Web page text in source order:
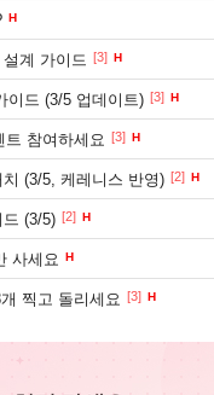
예약 구매, 테이크투 "전
홍, 링코와 여름 이벤트, 수영
너' 빼고, '페인터' 출전한 T1,
방패, 돌진기에 원거리 공격
H
계 가이드 [3] H
이드 (3/5 업데이트) [3] H
트 참여하세요 [3] H
(3/5, 케레니스 반영) [2] H
(3/5) [2] H
사세요 H
찍고 돌리세요 [3] H